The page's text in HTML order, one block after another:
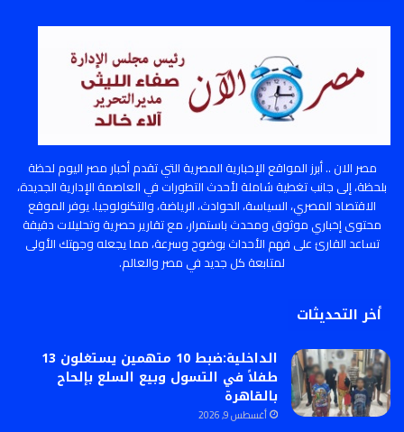
مصر الان .. أبرز المواقع الإخبارية المصرية التي تقدم أخبار مصر اليوم لحظة
بلحظة، إلى جانب تغطية شاملة لأحدث التطورات في العاصمة الإدارية الجديدة،
الاقتصاد المصري، السياسة، الحوادث، الرياضة، والتكنولوجيا. يوفر الموقع
محتوى إخباري موثوق ومحدث باستمرار، مع تقارير حصرية وتحليلات دقيقة
تساعد القارئ على فهم الأحداث بوضوح وسرعة، مما يجعله وجهتك الأولى
لمتابعة كل جديد في مصر والعالم.
أخر التحديثات
الداخلية:ضبط 10 متهمين يستغلون 13
طفلاً في التسول وبيع السلع بإلحاح
بالقاهرة
أغسطس 9, 2026